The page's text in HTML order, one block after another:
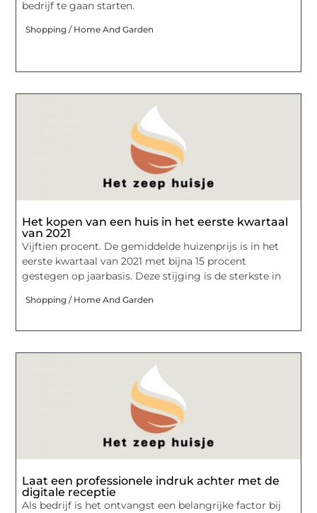
bedrijf te gaan starten.
Shopping / Home And Garden
Het kopen van een huis in het eerste kwartaal
van 2021
Vijftien procent. De gemiddelde huizenprijs is in het
eerste kwartaal van 2021 met bijna 15 procent
gestegen op jaarbasis. Deze stijging is de sterkste in
Shopping / Home And Garden
Laat een professionele indruk achter met de
digitale receptie
Als bedrijf is het ontvangst een belangrijke factor bij